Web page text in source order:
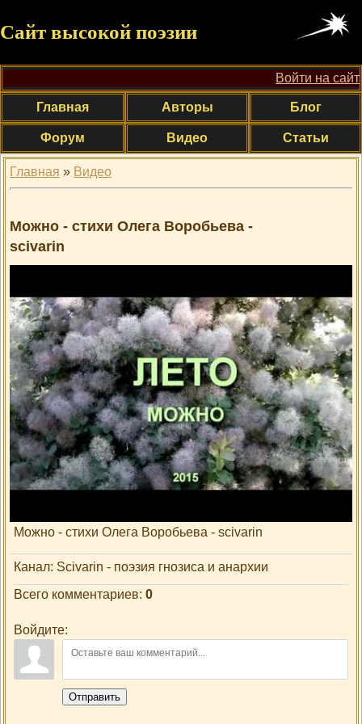
Сайт высокой поэзии
Войти на сайт
Главная Авторы Блог
Форум Видео Статьи
Главная » Видео
Можно - стихи Олега Воробьева -
scivarin
Просмотры: 0 Добавил:scivarin
Можно - стихи Олега Воробьева - scivarin
Канал: Scivarin - поэзия гнозиса и анархии
Всего комментариев: 0
Войдите:
Отправить